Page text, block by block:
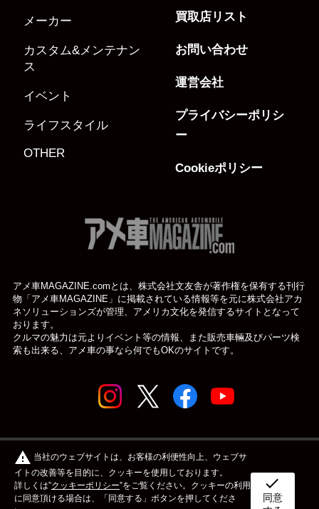
メーカー
カスタム&メンテナン
ス
イベント
ライフスタイル
OTHER
買取店リスト
お問い合わせ
運営会社
プライバシーポリシ
ー
Cookieポリシー
アメ車MAGAZINE.comとは、株式会社文友舎が著作権を保有する刊行
物「アメ車MAGAZINE」に掲載されている情報等を元に株式会社アカ
ネソリューションズが管理、アメリカ文化を発信するサイトとなって
おります。
クルマの魅力は元よりイベント等の情報、また販売車輛及びパーツ検
索も出来る、アメ車の事なら何でもOKのサイトです。
© アメ車のWEBマガジン アメ車マガジン公式WEBサイト
ボディタイプ メーカー カスタム&メンテナンス
warning 当社のウェブサイトは、お客様の利便性向上、ウェブサ
イトの改善等を目的に、クッキーを使用しております。
詳しくは”クッキーポリシー”をご覧ください。クッキーの利用
に同意頂ける場合は、「同意する」ボタンを押してくださ
check
同意